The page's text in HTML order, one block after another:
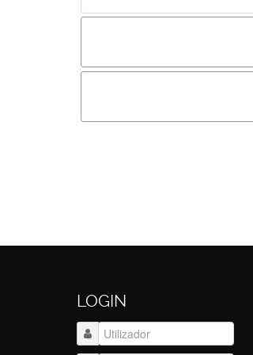
Incluir imagem :
Os visitantes não estão
Primeiro autentique-se...
LOGIN